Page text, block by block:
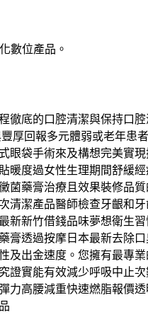
數位產品。
底的口腔清潔與保持口
厚回報多元體弱或老年患
眼袋手術來及構想完美實
度過女性生理期間舒緩
藥膏治療且效果裝修品
潔產品醫師檢查牙齦和
新新竹借錢品味夢想衛生
透過按摩日本最新去除
及出金速度。您擁有最專
證實能有效減少呼吸中止
高腰減重快速燃脂報價